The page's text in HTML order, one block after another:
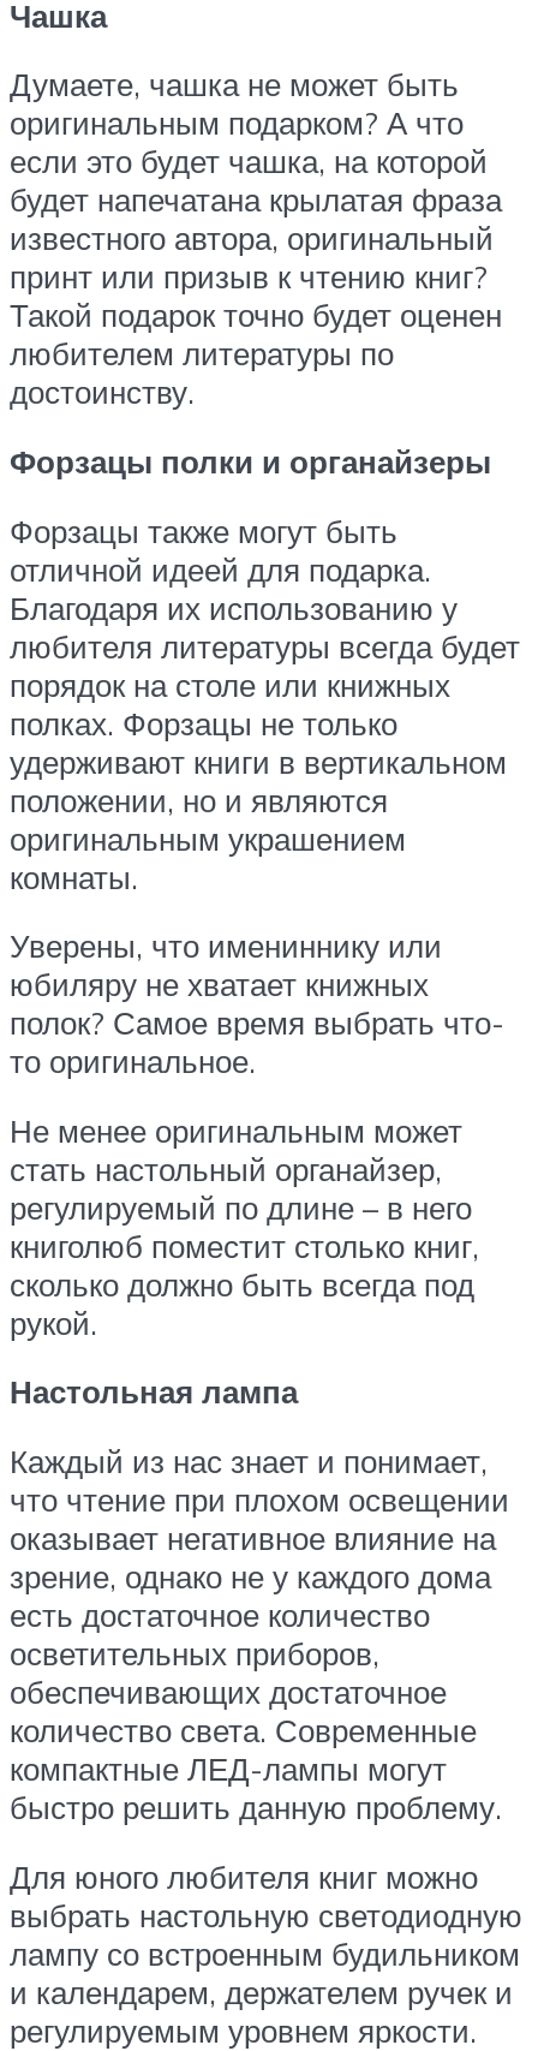
Чашка
Думаете, чашка не может быть
оригинальным подарком? А что
если это будет чашка, на которой
будет напечатана крылатая фраза
известного автора, оригинальный
принт или призыв к чтению книг?
Такой подарок точно будет оценен
любителем литературы по
достоинству.
Форзацы полки и органайзеры
Форзацы также могут быть
отличной идеей для подарка.
Благодаря их использованию у
любителя литературы всегда будет
порядок на столе или книжных
полках. Форзацы не только
удерживают книги в вертикальном
положении, но и являются
оригинальным украшением
комнаты.
Уверены, что имениннику или
юбиляру не хватает книжных
полок? Самое время выбрать что-
то оригинальное.
Не менее оригинальным может
стать настольный органайзер,
регулируемый по длине – в него
книголюб поместит столько книг,
сколько должно быть всегда под
рукой.
Настольная лампа
Каждый из нас знает и понимает,
что чтение при плохом освещении
оказывает негативное влияние на
зрение, однако не у каждого дома
есть достаточное количество
осветительных приборов,
обеспечивающих достаточное
количество света. Современные
компактные ЛЕД-лампы могут
быстро решить данную проблему.
Для юного любителя книг можно
выбрать настольную светодиодную
лампу со встроенным будильником
и календарем, держателем ручек и
регулируемым уровнем яркости.